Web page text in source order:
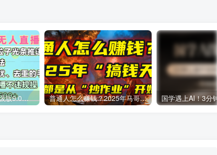
一生所爱无人整蛊升级版9.0，利用动态噪点+光斑粒子光条推进的特效玩法，内附暴击、合并帧、干扰、去重的手法，实现24小时实时直播不违规操，单场日入1500+，小白也能无脑驾驭 普通人怎么赚钱？2025年马哥揭秘“搞钱天条”：高手都是从“抄作业”开始的！(3步法)